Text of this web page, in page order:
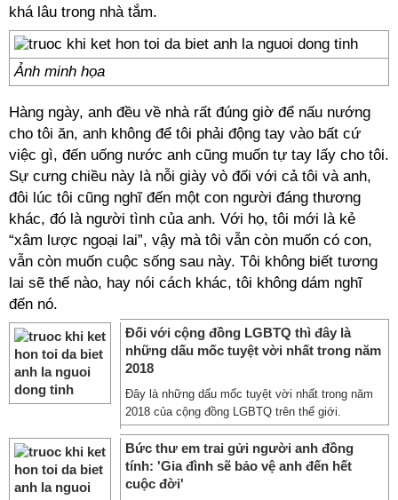
khá lâu trong nhà tắm.
Ảnh minh họa
Hàng ngày, anh đều về nhà rất đúng giờ để nấu nướng
cho tôi ăn, anh không để tôi phải động tay vào bất cứ
việc gì, đến uống nước anh cũng muốn tự tay lấy cho tôi.
Sự cưng chiều này là nỗi giày vò đối với cả tôi và anh,
đôi lúc tôi cũng nghĩ đến một con người đáng thương
khác, đó là người tình của anh. Với họ, tôi mới là kẻ
“xâm lược ngoại lai”, vậy mà tôi vẫn còn muốn có con,
vẫn còn muốn cuộc sống sau này. Tôi không biết tương
lai sẽ thế nào, hay nói cách khác, tôi không dám nghĩ
đến nó.
Đối với cộng đồng LGBTQ thì đây là
những dấu mốc tuyệt vời nhất trong năm
2018
Đây là những dấu mốc tuyệt vời nhất trong năm
2018 của cộng đồng LGBTQ trên thế giới.
Bức thư em trai gửi người anh đồng
tính: 'Gia đình sẽ bảo vệ anh đến hết
cuộc đời'